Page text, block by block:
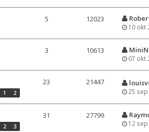
5 12023
10 okt
3 10613
07 okt
1 2
23 21447
25 sep
2 3
31 27799
12